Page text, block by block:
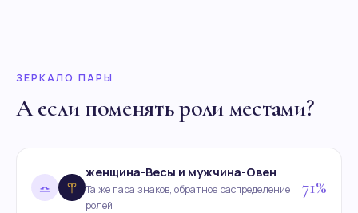
ЗЕРКАЛО ПАРЫ
А если поменять роли местами?
женщина-Весы и мужчина-Овен
Та же пара знаков, обратное распределение
ролей
71%